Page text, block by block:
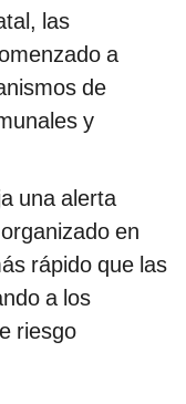
las
a
de
y
una alerta
en
rápido que las
a los
riesgo